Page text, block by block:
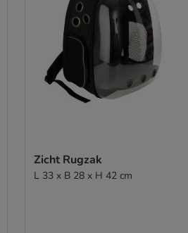
Zicht Rugzak
L 33 x B 28 x H 42 cm